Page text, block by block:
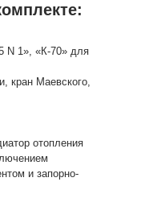
N 1», «К-70» для
кран Маевского,
отопления
и запорно-